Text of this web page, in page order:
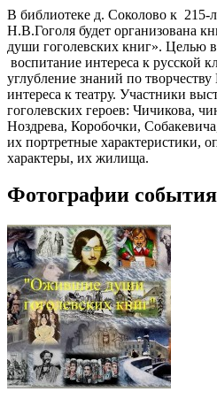
В библиотеке д. Соколово к 215-
Н.В.Гоголя будет организована
души гоголевских книг». Целью
воспитание интереса к русской
углубление знаний по
интереса к театру. Участники
гоголевских героев: Чичикова,
Ноздрева, Коробочки,
их портретные характеристики,
характеры, их жилища.
Фотографии события